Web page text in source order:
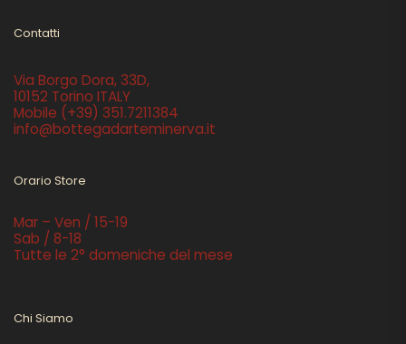
Contatti
Via Borgo Dora, 33D,
10152 Torino ITALY
Mobile (+39) 351.7211384
info@bottegadarteminerva.it
Orario Store
Mar – Ven / 15-19
Sab / 8-18
Tutte le 2° domeniche del mese
Chi Siamo